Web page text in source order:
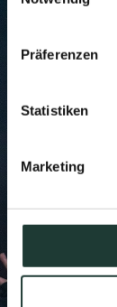
Präferenzen
Statistiken
Marketing